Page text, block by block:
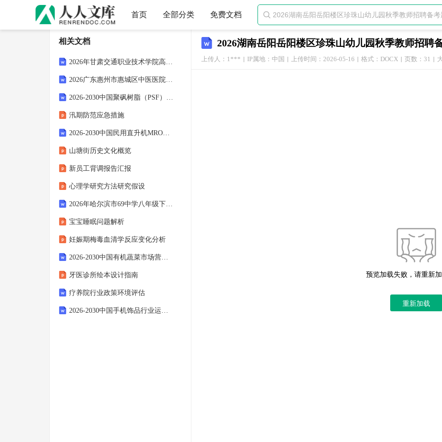
首页 全部分类 免费文档 
2026湖南岳阳岳阳楼区珍珠山幼儿园秋季教师招聘
上传人：1*** IP属地：中国 上传时间：2026-05-16 格式：DOCX 页数：31
预览加载失败，请重新
重新加载
相关文档
2026年甘肃交通职业技术学院高层次人才引进补充备考题库含答案详解（完整版）
2026广东惠州市惠城区中医医院第二批编外人员招聘7人备考题库及答案详解1套
2026-2030中国聚砜树脂（PSF）市场供需现状与经营效益分析报告
汛期防范应急措施
2026-2030中国民用直升机MRO行业市场发展趋势与前景展望战略分析研究报告
山塘街历史文化概览
新员工背调报告汇报
心理学研究方法研究假设
2026年哈尔滨市69中学八年级下学期期中语文试题及答案0508
宝宝睡眠问题解析
妊娠期梅毒血清学反应变化分析
2026-2030中国有机蔬菜市场营销模式建议及供需渠道分析研究报告
牙医诊所绘本设计指南
疗养院行业政策环境评估
2026-2030中国手机饰品行业运营模式及竞争策略分析研究报告()